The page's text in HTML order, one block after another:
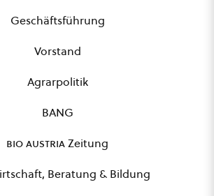
Geschäftsführung
Vorstand
Agrarpolitik
BANG
bio austriaZeitung
Beratung & Bildung